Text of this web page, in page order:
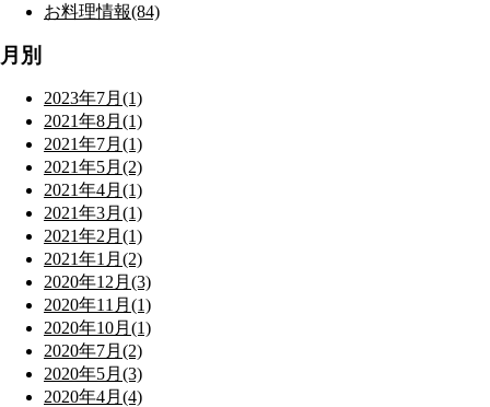
お料理情報(84)
月別
2023年7月(1)
2021年8月(1)
2021年7月(1)
2021年5月(2)
2021年4月(1)
2021年3月(1)
2021年2月(1)
2021年1月(2)
2020年12月(3)
2020年11月(1)
2020年10月(1)
2020年7月(2)
2020年5月(3)
2020年4月(4)